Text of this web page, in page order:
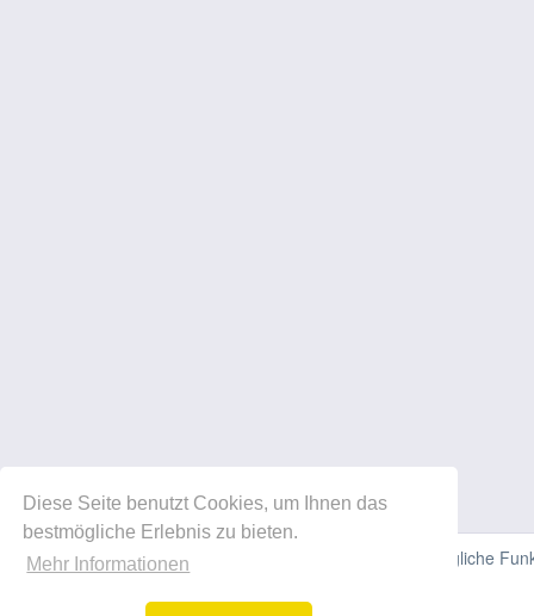
Diese Seite benutzt Cookies, um Ihnen das
bestmögliche Erlebnis zu bieten.
Mehr Informationen
Diese Website verwendet Cookies, um Ihnen die bestmögliche